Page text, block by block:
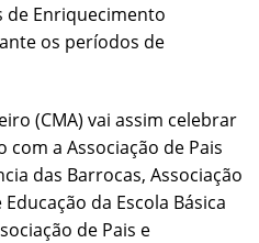
de Enriquecimento
os períodos de
(CMA) vai assim celebrar
a Associação de Pais
das Barrocas, Associação
da Escola Básica
de Pais e